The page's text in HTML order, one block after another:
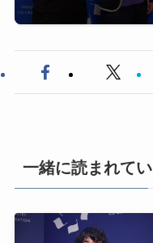
一緒に読まれて